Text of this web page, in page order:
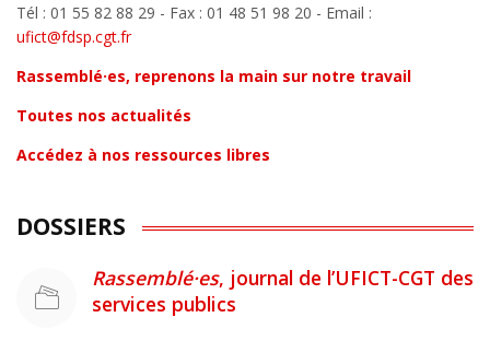
Tél : 01 55 82 88 29 - Fax : 01 48 51 98 20 - Email :
ufict@fdsp.cgt.fr
Rassemblé·es, reprenons la main sur notre travail
Toutes nos actualités
Accédez à nos ressources libres
DOSSIERS
Rassemblé·es, journal de l’UFICT-CGT des
services publics